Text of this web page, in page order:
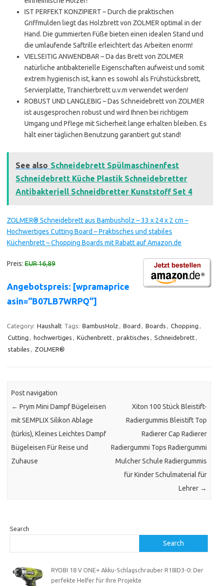
IST PERFEKT KONZIPIERT – Durch die praktischen
Griffmulden liegt das Holzbrett von ZOLMER optimal in der
Hand. Die gummierten Füße bieten einen idealen Stand und
die umlaufende Saftrille erleichtert das Arbeiten enorm!
VIELSEITIG ANWENDBAR – Da das Brett von ZOLMER
natürliche antibakterielle Eigenschaften aufweist und somit
extrem hygienisch ist, kann es sowohl als Frühstücksbrett,
Servierplatte, Tranchierbrett u.v.m verwendet werden!
ROBUST UND LANGLEBIG – Das Schneidebrett von ZOLMER
ist ausgesprochen robust und wird Ihnen bei richtigem
Umgang und Pflege mit Sicherheit lange erhalten bleiben. Es
hält einer täglichen Benutzung garantiert gut stand!
See also Schneidebrett Spülmaschinenfest
Schneidebrett Küche Plastik Schneidebretter
Antibakteriell Schneidbretter Kunststoff Set 4
ZOLMER® Schneidebrett aus Bambusholz – 33 x 24 x 2 cm –
Hochwertiges Cutting Board – Praktisches und stabiles
Küchenbrett – Chopping Boards mit Rabatt auf Amazon.de
Preis: EUR 16,89
Angebotspreis: [wpramaprice
asin=”B07LB7WRPQ”]
Category: Haushalt Tags: BambusHolz , Board , Boards , Chopping ,
Cutting , hochwertiges , Küchenbrett, praktisches , Schneidebrett,
stabiles , ZOLMER®
Post navigation
← Prym Mini Dampf Bügeleisen
mit SEMPLIX Silikon Ablage
(türkis), Kleines Leichtes Dampf
Bügeleisen Für Reise und
Zuhause
Xiton 100 Stück Bleistift-
Radiergummis Bleistift Top
Radierer Cap Radierer
Radiergummi Tops Radiergummi
Mulcher Schule Radiergummis
für Kinder Schulmaterial für
Lehrer →
Search
Search
RYOBI 18 V ONE+ Akku-Schlagschrauber R18ID3-0: Der
perfekte Helfer für Ihre Projekte